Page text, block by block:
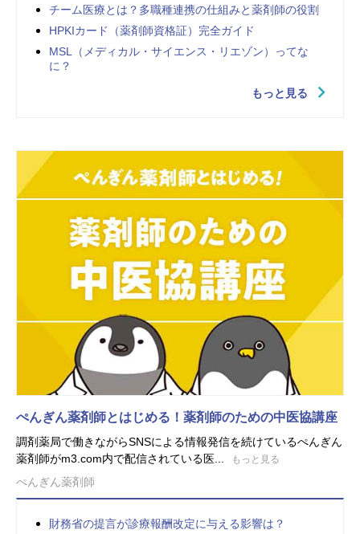
チーム医療とは？多職種連携の仕組みと薬剤師の役割
HPKIカード（薬剤師資格証）完全ガイド
MSL（メディカル・サイエンス・リエゾン）ってな
に？
もっと見る
ぺんぎん薬剤師とはじめる！薬剤師のための中医協講座
調剤薬局で働きながらSNSによる情報発信を続けているぺんぎん
薬剤師がm3.com内で配信されている医...
もっと見る
ぺんぎん薬剤師
財務省の提言が診療報酬改定に与える影響は？